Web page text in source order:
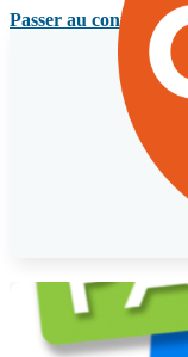
Passer au contenu